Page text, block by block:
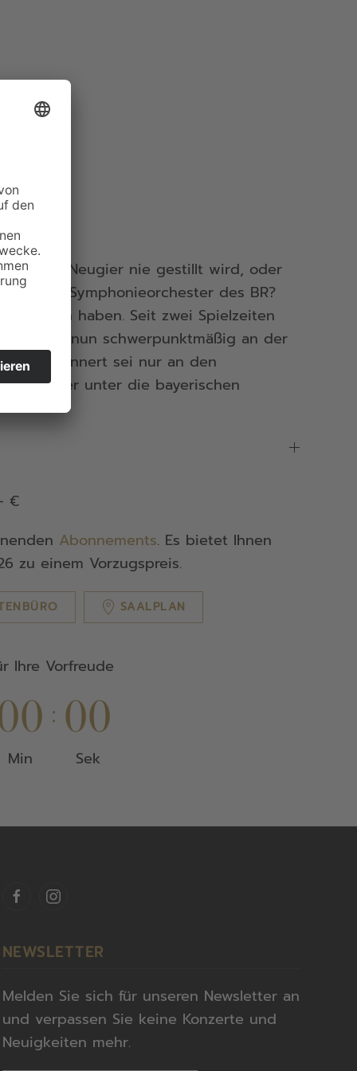
dessen Neugier nie gestillt wird, oder
das Symphonieorchester des BR?
haben. Seit zwei Spielzeiten
Energie nun schwerpunktmäßig an der
Erinnert sei nur an den
Orchester unter die bayerischen
€
Abonnements. Es bietet Ihnen
zu einem Vorzugspreis.
SAALPLAN
Ihre Vorfreude
0
Min
: 00
Sek
NEWSLETTER
Melden Sie sich für unseren Newsletter an
und verpassen Sie keine Konzerte und
Neuigkeiten mehr.